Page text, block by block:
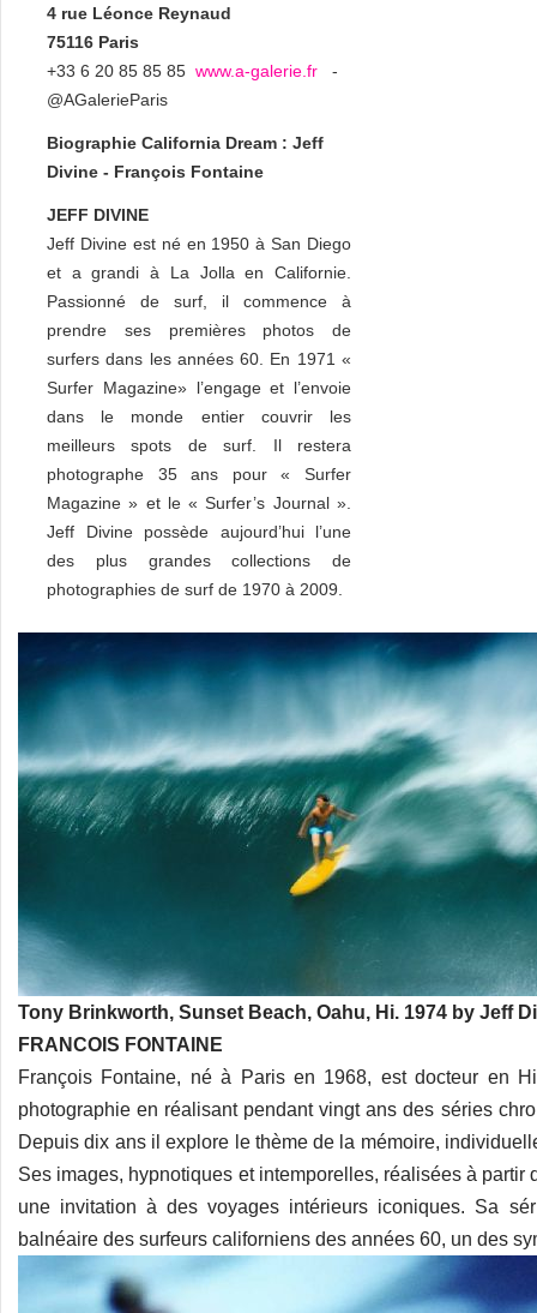
4 rue Léonce Reynaud
75116 Paris
+33 6 20 85 85 85 www.a-galerie.fr -
@AGalerieParis
Biographie California Dream : Jeff
Divine - François Fontaine
JEFF DIVINE
Jeff Divine est né en 1950 à San Diego
et a grandi à La Jolla en Californie.
Passionné de surf, il commence à
prendre ses premières photos de
surfers dans les années 60. En 1971 «
Surfer Magazine» l’engage et l’envoie
dans le monde entier couvrir les
meilleurs spots de surf. Il restera
photographe 35 ans pour « Surfer
Magazine » et le « Surfer’s Journal ».
Jeff Divine possède aujourd’hui l’une
des plus grandes collections de
photographies de surf de 1970 à 2009.
Tony Brinkworth, Sunset Beach, Oahu, Hi. 1974 by Jeff
FRANCOIS FONTAINE
François Fontaine, né à Paris en 1968, est docteur en
photographie en réalisant pendant vingt ans des séries
Depuis dix ans il explore le thème de la mémoire,
Ses images, hypnotiques et intemporelles, réalisées à
une invitation à des voyages intérieurs iconiques. Sa
balnéaire des surfeurs californiens des années 60, un des